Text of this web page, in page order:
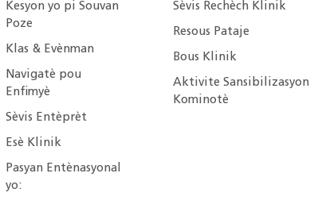
Kesyon yo pi Souvan
Poze
Klas & Evènman
Navigatè pou
Enfimyè
Sèvis Entèprèt
Esè Klinik
Pasyan Entènasyonal
yo:
Sèvis Rechèch Klinik
Resous Pataje
Bous Klinik
Aktivite Sansibilizasyon
Kominotè